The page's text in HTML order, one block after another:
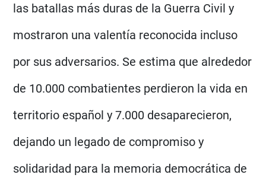
las batallas más duras de la Guerra Civil y
mostraron una valentía reconocida incluso
por sus adversarios. Se estima que alrededor
de 10.000 combatientes perdieron la vida en
territorio español y 7.000 desaparecieron,
dejando un legado de compromiso y
solidaridad para la memoria democrática de